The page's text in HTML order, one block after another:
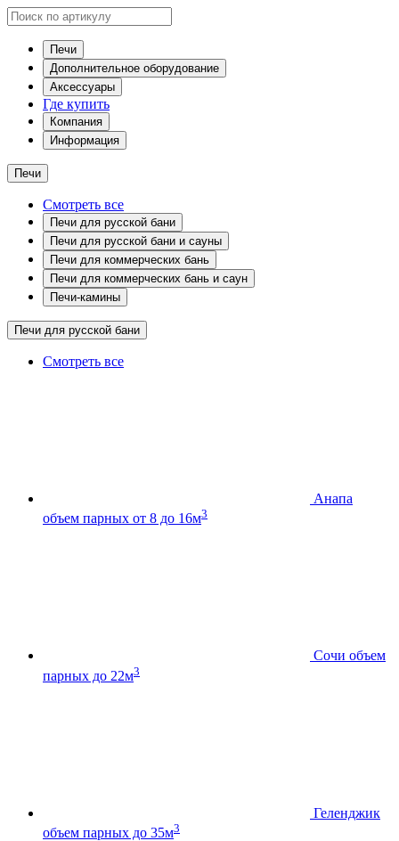
Печи
Дополнительное оборудование
Аксессуары
Где купить
Компания
Информация
Печи
Смотреть все
Печи для русской бани
Печи для русской бани и сауны
Печи для коммерческих бань
Печи для коммерческих бань и саун
Печи-камины
Печи для русской бани
Смотреть все
Анапа
объем парных от 8 до 16м3
Сочи объем
парных до 22м3
Геленджик
объем парных до 35м3